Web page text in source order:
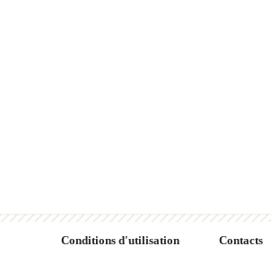
Conditions d'utilisation Contacts